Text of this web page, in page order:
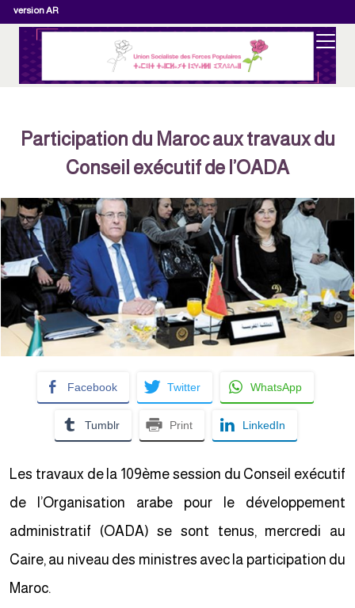
version AR
Participation du Maroc aux travaux du
Conseil exécutif de l’OADA
Facebook Twitter WhatsApp
Tumblr Print LinkedIn
Les travaux de la 109ème session du Conseil exécutif
de l’Organisation arabe pour le développement
administratif (OADA) se sont tenus, mercredi au
Caire, au niveau des ministres avec la participation du
Maroc.